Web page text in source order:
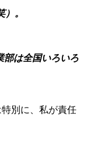
。
部は全国いろいろ
別に、私が責任